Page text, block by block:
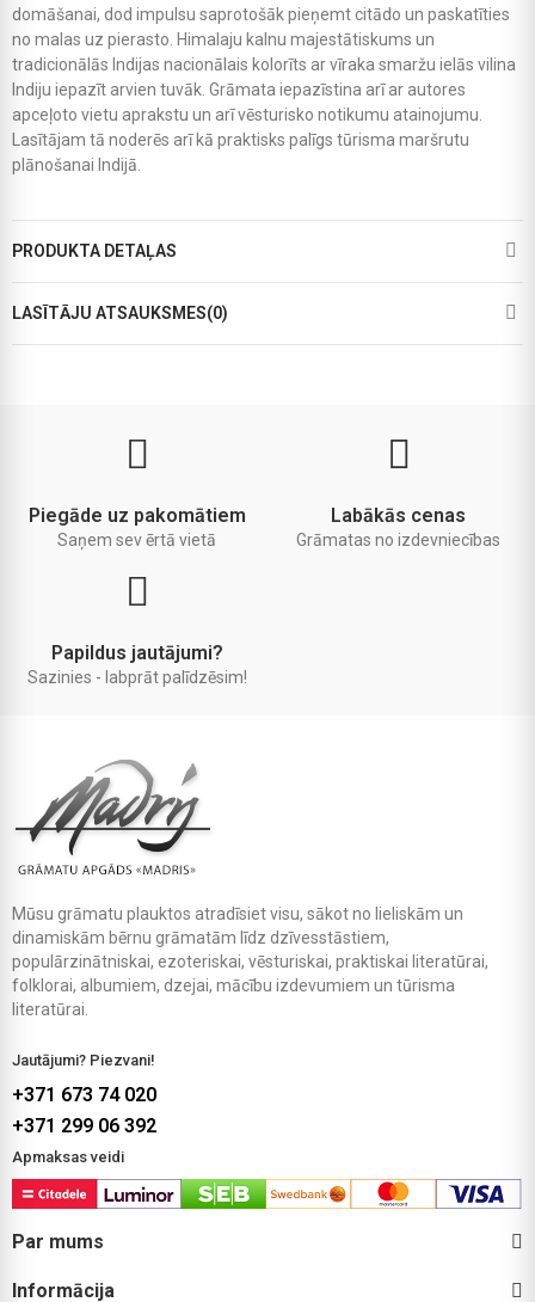
domāšanai, dod impulsu saprotošāk pieņemt citādo un paskatīties
no malas uz pierasto. Himalaju kalnu majestātiskums un
tradicionālās Indijas nacionālais kolorīts ar vīraka smaržu ielās vilina
Indiju iepazīt arvien tuvāk. Grāmata iepazīstina arī ar autores
apceļoto vietu aprakstu un arī vēsturisko notikumu atainojumu.
Lasītājam tā noderēs arī kā praktisks palīgs tūrisma maršrutu
plānošanai Indijā.
PRODUKTA DETAĻAS
LASĪTĀJU ATSAUKSMES(0)
Piegāde uz pakomātiem
Saņem sev ērtā vietā
Labākās cenas
Grāmatas no izdevniecības
Papildus jautājumi?
Sazinies - labprāt palīdzēsim!
Mūsu grāmatu plauktos atradīsiet visu, sākot no lieliskām un
dinamiskām bērnu grāmatām līdz dzīvesstāstiem,
populārzinātniskai, ezoteriskai, vēsturiskai, praktiskai literatūrai,
folklorai, albumiem, dzejai, mācību izdevumiem un tūrisma
literatūrai.
Jautājumi? Piezvani!
+371 673 74 020
+371 299 06 392
Apmaksas veidi
Par mums
Informācija